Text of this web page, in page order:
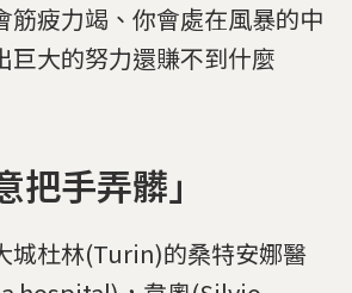
筋疲力竭、你會處在風暴的中
巨大的努力還賺不到什麼
把手弄髒」
城杜林(Turin)的桑特安娜醫